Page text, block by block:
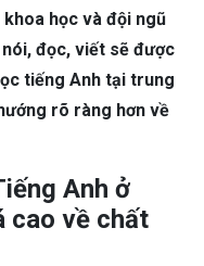
học và đội ngũ
đọc, viết sẽ được
tiếng Anh tại trung
rõ ràng hơn về
Anh ở
cao về chất